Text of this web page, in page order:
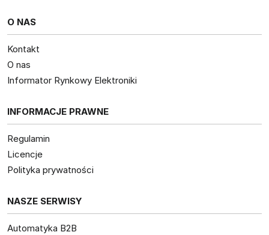
O NAS
Kontakt
O nas
Informator Rynkowy Elektroniki
INFORMACJE PRAWNE
Regulamin
Licencje
Polityka prywatności
NASZE SERWISY
Automatyka B2B